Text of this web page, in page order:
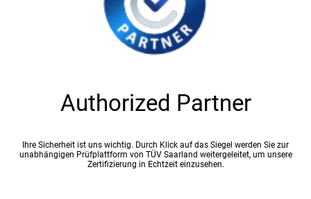
Authorized Partner
Ihre Sicherheit ist uns wichtig. Durch Klick auf das Siegel werden Sie zur
unabhängigen Prüfplattform von TÜV Saarland weitergeleitet, um unsere
Zertifizierung in Echtzeit einzusehen.